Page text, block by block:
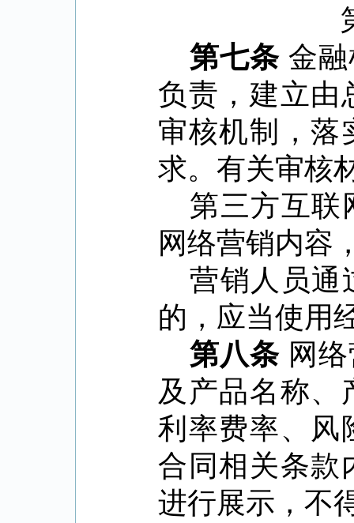
第七条 金
负责，建立由
审核机制，落
求。有关审核
第三方互联
网络营销内容
营销人员通
的，应当使用
第八条 网
及产品名称、
利率费率、风
合同相关条款
进行展示，不